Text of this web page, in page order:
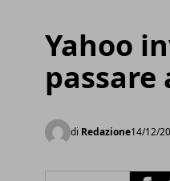
Yahoo
passare
di Redazione14/12/